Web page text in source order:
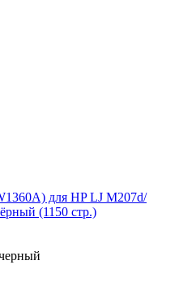
для HP LJ M207d/
(1150 стр.)